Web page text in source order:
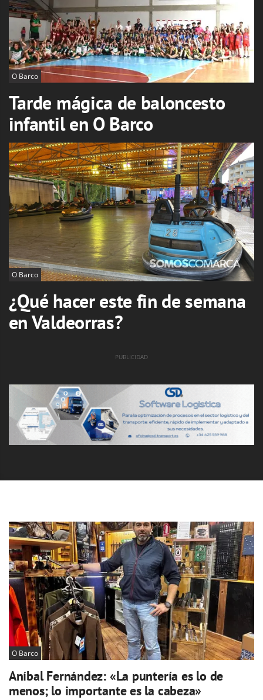
O Barco
Tarde mágica de baloncesto
infantil en O Barco
O Barco
¿Qué hacer este fin de semana
en Valdeorras?
O Barco
Aníbal Fernández: «La puntería es lo de
menos; lo importante es la cabeza»